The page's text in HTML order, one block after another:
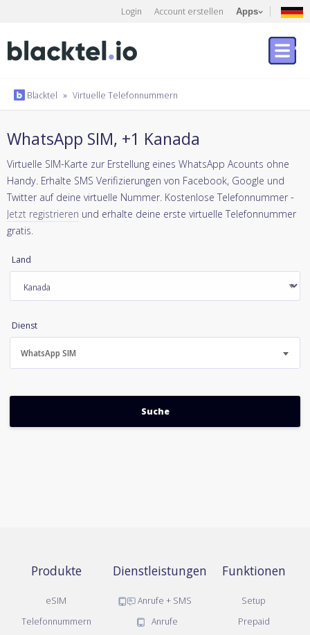
Login Account erstellen Apps
Blacktel » Virtuelle Telefonnummern
WhatsApp SIM, +1 Kanada
Virtuelle SIM-Karte zur Erstellung eines WhatsApp Acounts ohne
Handy. Erhalte SMS Verifizierungen von Facebook, Google und
Twitter auf deine virtuelle Nummer. Kostenlose Telefonnummer -
Jetzt registrieren und erhalte deine erste virtuelle Telefonnummer
gratis.
Land
Dienst
WhatsApp SIM
Produkte
eSIM
Telefonnummern
Dienstleistungen
Anrufe + SMS
Anrufe
Funktionen
Setup
Prepaid